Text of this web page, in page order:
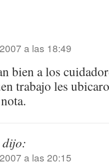
a las 18:49
bien a los
trabajo les
dijo:
a las 20:15